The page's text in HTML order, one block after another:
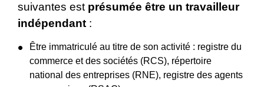
suivantes estprésumée être un travailleur
indépendant :
Être immatriculé au titre de son activité : registre du
commerce et des sociétés (RCS), répertoire
national des entreprises (RNE), registre des agents